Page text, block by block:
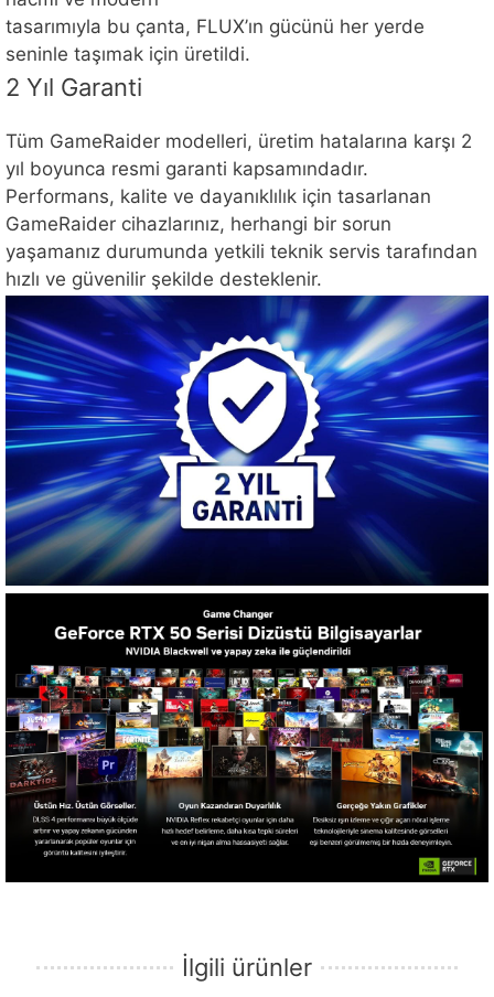
tasarımıyla bu çanta, FLUX’ın gücünü her yerde
seninle taşımak için üretildi.
2 Yıl Garanti
Tüm GameRaider modelleri, üretim hatalarına karşı 2
yıl boyunca resmi garanti kapsamındadır.
Performans, kalite ve dayanıklılık için tasarlanan
GameRaider cihazlarınız, herhangi bir sorun
yaşamanız durumunda yetkili teknik servis tarafından
hızlı ve güvenilir şekilde desteklenir.
İlgili ürünler